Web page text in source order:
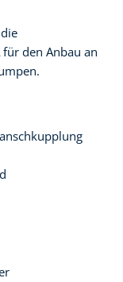
den Anbau an